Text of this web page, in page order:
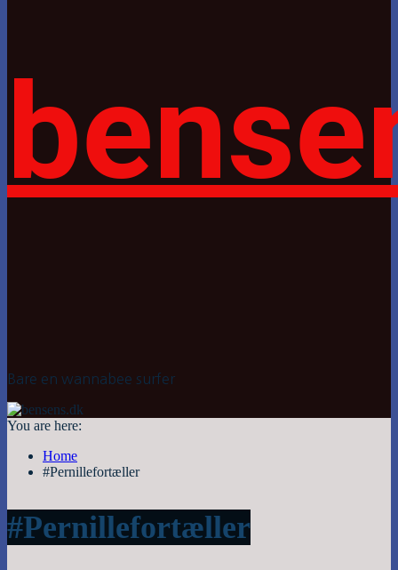
Bare en wannabee surfer
You are here:
Home
#Pernillefortæller
#Pernillefortæller